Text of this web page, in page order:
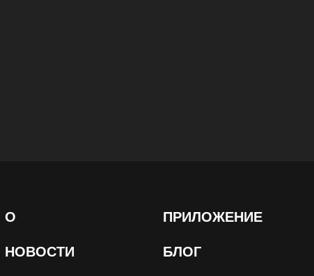
О
ПРИЛОЖЕНИЕ
НОВОСТИ
БЛОГ